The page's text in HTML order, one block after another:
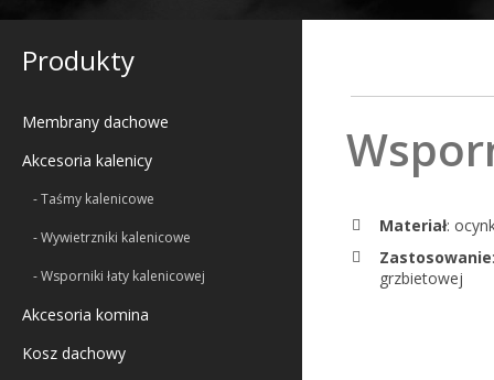
Produkty
Membrany dachowe
Akcesoria kalenicy
- Taśmy kalenicowe
- Wywietrzniki kalenicowe
- Wsporniki łaty kalenicowej
Akcesoria komina
Kosz dachowy
Materiał:
Zastosowanie
grzbietowej